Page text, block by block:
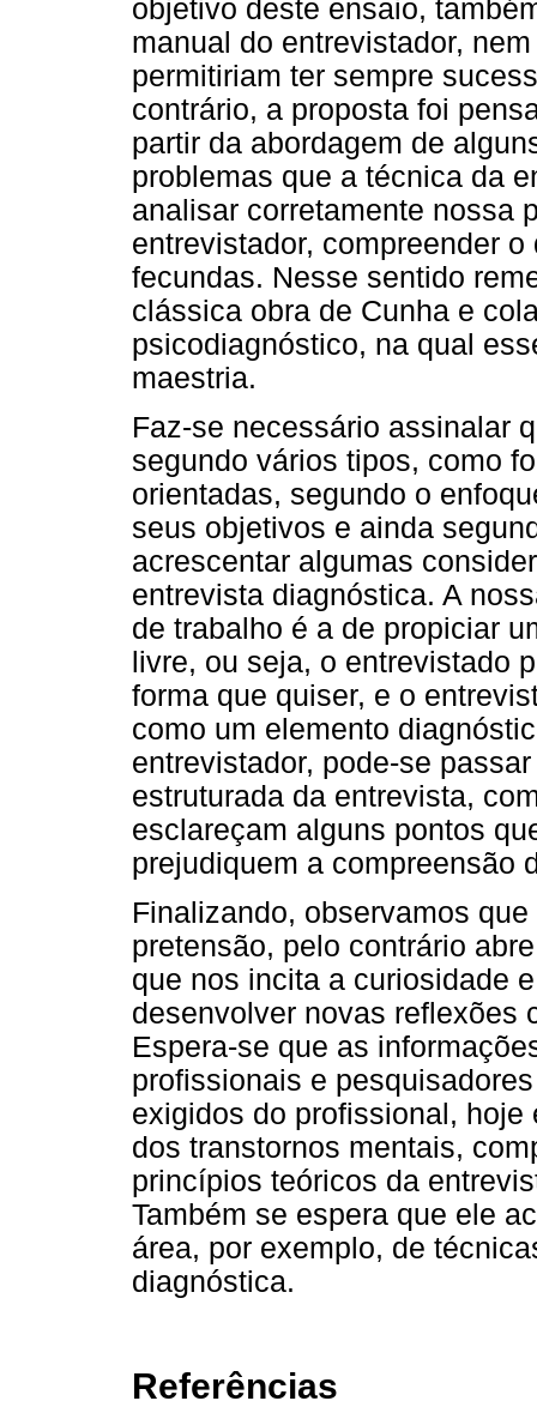
objetivo deste ensaio,
manual do entrevistador,
permitiriam ter sempre
contrário, a proposta foi
partir da abordagem de
problemas que a técnica da
analisar corretamente nossa
entrevistador, compreender
fecundas. Nesse sentido
clássica obra de Cunha e
psicodiagnóstico, na qual
maestria.
Faz-se necessário assinalar
segundo vários tipos, como
orientadas, segundo o
seus objetivos e ainda
acrescentar algumas
entrevista diagnóstica. A
de trabalho é a de propiciar
livre, ou seja, o entrevistado
forma que quiser, e o
como um elemento
entrevistador, pode-se
estruturada da entrevista,
esclareçam alguns pontos
prejudiquem a compreensão
Finalizando, observamos
pretensão, pelo contrário
que nos incita a curiosidade
desenvolver novas reflexões
Espera-se que as
profissionais e
exigidos do profissional,
dos transtornos mentais,
princípios teóricos da
Também se espera que ele
área, por exemplo, de
diagnóstica.
Referências